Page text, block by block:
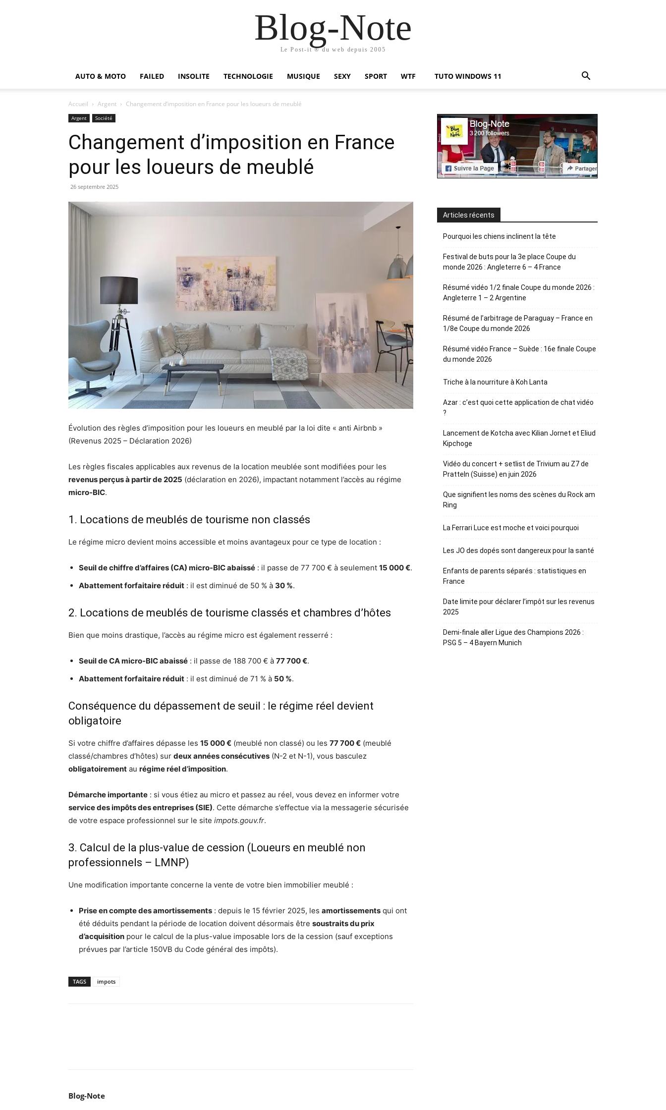
Blog-Note
Le Post-it ® du web depuis 2005
AUTO & MOTO FAILED INSOLITE TECHNOLOGIE MUSIQUE SEXY SPORT WTF TUTO WINDOWS 11
Accueil Argent Changement d’imposition en France pour les loueurs de meublé
Argent Société
Changement d’imposition en France
pour les loueurs de meublé
26 septembre 2025
Évolution des règles d’imposition pour les loueurs en meublé par la loi dite « anti Airbnb »
(Revenus 2025 – Déclaration 2026)
Les règles fiscales applicables aux revenus de la location meublée sont modifiées pour les
revenus perçus à partir de 2025 (déclaration en 2026), impactant notamment l’accès au régime
micro-BIC.
1. Locations de meublés de tourisme non classés
Le régime micro devient moins accessible et moins avantageux pour ce type de location :
Seuil de chiffre d’affaires (CA) micro-BIC abaissé : il passe de 77 700 € à seulement 15 000 €.
Abattement forfaitaire réduit : il est diminué de 50 % à 30 %.
2. Locations de meublés de tourisme classés et chambres d’hôtes
Bien que moins drastique, l’accès au régime micro est également resserré :
Seuil de CA micro-BIC abaissé : il passe de 188 700 € à 77 700 €.
Abattement forfaitaire réduit : il est diminué de 71 % à 50 %.
Conséquence du dépassement de seuil : le régime réel devient
obligatoire
Si votre chiffre d’affaires dépasse les 15 000 € (meublé non classé) ou les 77 700 € (meublé
classé/chambres d’hôtes) sur deux années consécutives (N-2 et N-1), vous basculez
obligatoirement au régime réel d’imposition.
Démarche importante : si vous étiez au micro et passez au réel, vous devez en informer votre
service des impôts des entreprises (SIE). Cette démarche s’effectue via la messagerie sécurisée
de votre espace professionnel sur le site impots.gouv.fr.
3. Calcul de la plus-value de cession (Loueurs en meublé non
professionnels – LMNP)
Une modification importante concerne la vente de votre bien immobilier meublé :
Prise en compte des amortissements : depuis le 15 février 2025, les amortissements qui ont
été déduits pendant la période de location doivent désormais être soustraits du prix
d’acquisition pour le calcul de la plus-value imposable lors de la cession (sauf exceptions
prévues par l’article 150VB du Code général des impôts).
TAGS impots
Blog-Note
Articles récents
Pourquoi les chiens inclinent la tête
Festival de buts pour la 3e place Coupe du
monde 2026 : Angleterre 6 – 4 France
Résumé vidéo 1/2 finale Coupe du monde 2026 :
Angleterre 1 – 2 Argentine
Résumé de l’arbitrage de Paraguay – France en
1/8e Coupe du monde 2026
Résumé vidéo France – Suède : 16e finale Coupe
du monde 2026
Triche à la nourriture à Koh Lanta
Azar : c’est quoi cette application de chat vidéo
?
Lancement de Kotcha avec Kilian Jornet et Eliud
Kipchoge
Vidéo du concert + setlist de Trivium au Z7 de
Pratteln (Suisse) en juin 2026
Que signifient les noms des scènes du Rock am
Ring
La Ferrari Luce est moche et voici pourquoi
Les JO des dopés sont dangereux pour la santé
Enfants de parents séparés : statistiques en
France
Date limite pour déclarer l’impôt sur les revenus
2025
Demi-finale aller Ligue des Champions 2026 :
PSG 5 – 4 Bayern Munich